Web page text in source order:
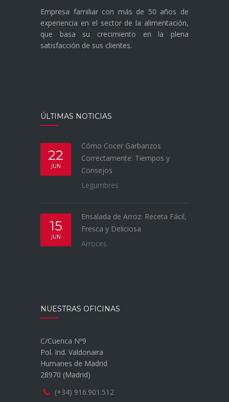
Empresa familiar con más de 50 años de
experiencia en el sector de la alimentación,
que basa su crecimiento en la plena
satisfacción de sus clientes.
ÚLTIMAS NOTICIAS
22
JUN
Cómo Cocer Garbanzos
Correctamente: Tiempos y
Consejos
Legumbres
15
JUN
Ensalada de Arroz: Receta Fácil,
Fresca y Deliciosa
Arroces
NUESTRAS OFICINAS
C/Cuenca Nº9
Pol. Ind. Valdonaira
Humanes de Madrid
28970 (Madrid)
(+34) 916.901.512